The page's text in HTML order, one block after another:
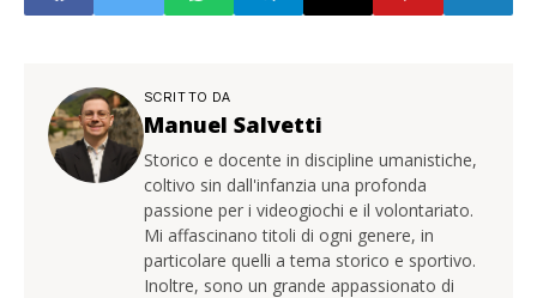
SCRITTO DA
Manuel Salvetti
Storico e docente in discipline umanistiche,
coltivo sin dall'infanzia una profonda
passione per i videogiochi e il volontariato.
Mi affascinano titoli di ogni genere, in
particolare quelli a tema storico e sportivo.
Inoltre, sono un grande appassionato di